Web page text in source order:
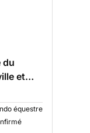
du
et
équestre